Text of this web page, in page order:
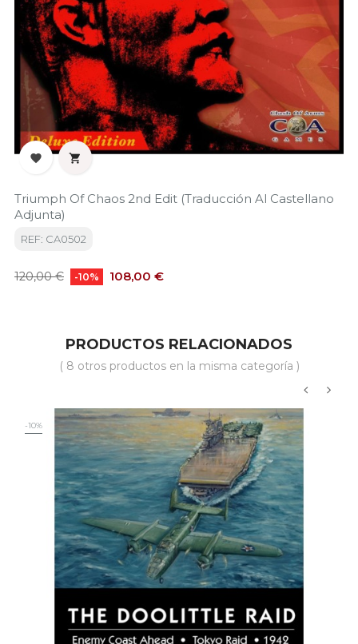
 
Triumph Of Chaos 2nd Edit (traducción Al Castellano
Adjunta)
REF: CA0502
Precio
120,00 € -10% Precio
108,00 €
PRODUCTOS RELACIONADOS
( 8 otros productos en la misma categoría )
-10%